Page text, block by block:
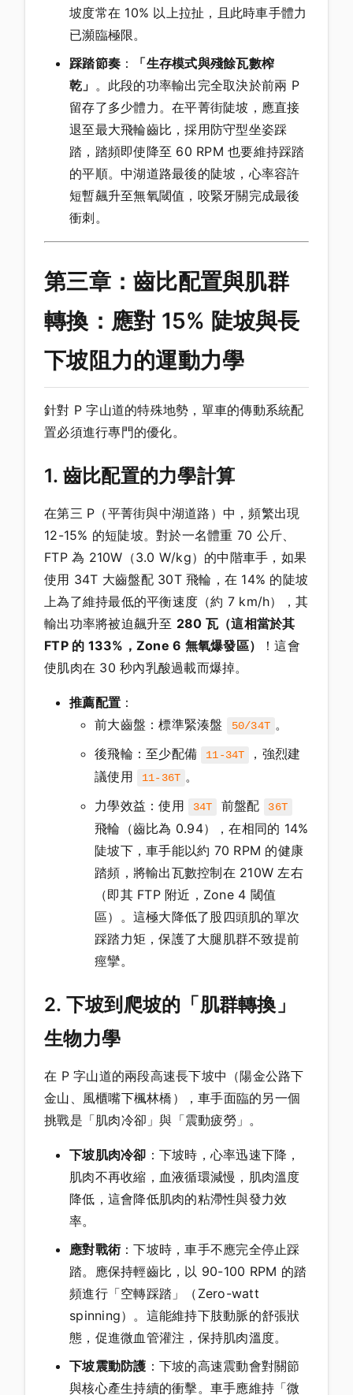
坡度常在 10% 以上拉扯，且此時車手體力
已瀕臨極限。
踩踏節奏 ：
「生存模式與殘餘瓦數榨
乾」 。此段的功率輸出完全取決於前兩 P
留存了多少體力。在平菁街陡坡，應直接
退至最大飛輪齒比，採用防守型坐姿踩
踏，踏頻即使降至 60 RPM 也要維持踩踏
的平順。中湖道路最後的陡坡，心率容許
短暫飆升至無氧閾值，咬緊牙關完成最後
衝刺。
第三章：齒比配置與肌群
轉換：應對 15% 陡坡與長
下坡阻力的運動力學
針對 P 字山道的特殊地勢，單車的傳動系統配
置必須進行專門的優化。
1. 齒比配置的力學計算
在第三 P（平菁街與中湖道路）中，頻繁出現
12-15% 的短陡坡。對於一名體重 70 公斤、
FTP 為 210W（3.0 W/kg）的中階車手，如果
使用 34T 大齒盤配 30T 飛輪，在 14% 的陡坡
上為了維持最低的平衡速度（約 7 km/h），其
輸出功率將被迫飆升至 280 瓦（這相當於其
FTP 的 133%，Zone 6 無氧爆發區）
！這會
使肌肉在 30 秒內乳酸過載而爆掉。
推薦配置 ：
前大齒盤：標準緊湊盤
50/34T 。
後飛輪：至少配備
11-34T
，強烈建
議使用
11-36T 。
力學效益：使用
34T 前盤配 36T
飛輪（齒比為 0.94），在相同的 14%
陡坡下，車手能以約 70 RPM 的健康
踏頻，將輸出瓦數控制在 210W 左右
（即其 FTP 附近，Zone 4 閾值
區）。這極大降低了股四頭肌的單次
踩踏力矩，保護了大腿肌群不致提前
痙攣。
2. 下坡到爬坡的「肌群轉換」
生物力學
在 P 字山道的兩段高速長下坡中（陽金公路下
金山、風櫃嘴下楓林橋），車手面臨的另一個
挑戰是「肌肉冷卻」與「震動疲勞」。
下坡肌肉冷卻 ：下坡時，心率迅速下降，
肌肉不再收縮，血液循環減慢，肌肉溫度
降低，這會降低肌肉的粘滯性與發力效
率。
應對戰術 ：下坡時，車手不應完全停止踩
踏。應保持輕齒比，以 90-100 RPM 的踏
頻進行「空轉踩踏」（Zero-watt
spinning）。這能維持下肢動脈的舒張狀
態，促進微血管灌注，保持肌肉溫度。
下坡震動防護 ：下坡的高速震動會對關節
與核心產生持續的衝擊。車手應維持「微